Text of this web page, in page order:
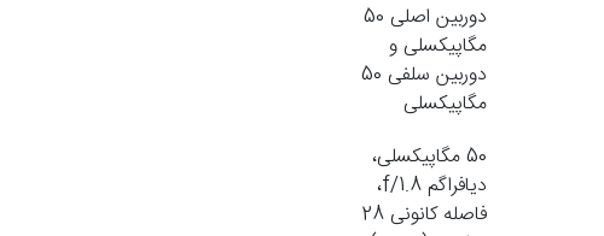
دوربین اصلی 50
مگاپیکسلی و
دوربین سلفی 50
مگاپیکسلی
50 مگاپیکسلی،
دیافراگم f/1.8،
فاصله کانونی 28